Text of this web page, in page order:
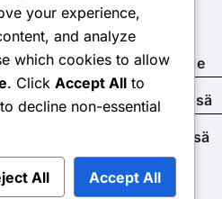
suomalaisille pienyrittäjille
suomalaisissa yrityksissä
suomalaisissa yrityksissä
your experience,
and analyze
which cookies to allow
. Click Accept All to
to decline non-essential
All Accept All